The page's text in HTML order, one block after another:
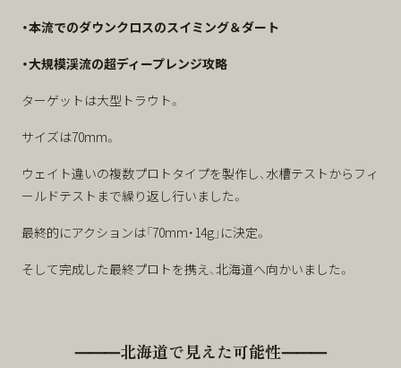
・本流でのダウンクロスのスイミング＆ダート
・大規模渓流の超ディープレンジ攻略
ターゲットは大型トラウト。
サイズは70mm。
ウェイト違いの複数プロトタイプを製作し、水槽テストからフィ
ールドテストまで繰り返し行いました。
最終的にアクションは「70mm・14g」に決定。
そして完成した最終プロトを携え、北海道へ向かいました。
⸻北海道で見えた可能性⸻